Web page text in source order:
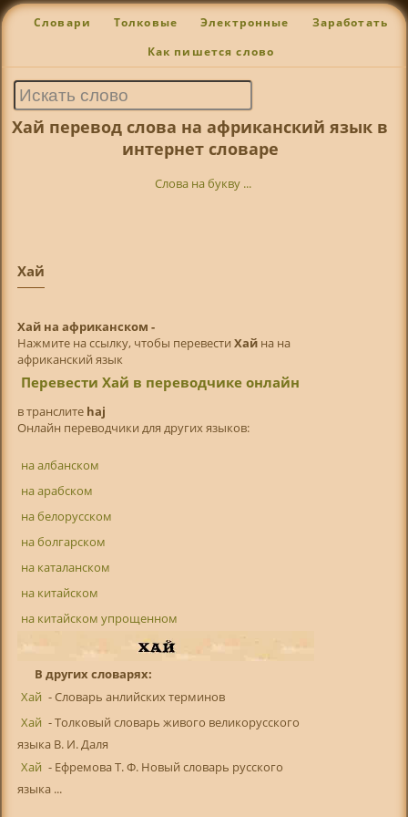
Словари Толковые Электронные Заработать
Как пишется слово
Хай перевод слова на африканский язык в
интернет словаре
Слова на букву ...
Хай
Хай на африканском -
Нажмите на ссылку, чтобы перевести Хайна на
африканский язык
Перевести Хай в переводчике онлайн
в транслитe haj
Онлайн переводчики для других языков:
на албанском
на арабском
на белорусском
на болгарском
на каталанском
на китайском
на китайском упрощенном
В других словарях:
Хай - Словарь анлийских терминов
Хай - Толковый словарь живого великорусского
языка В. И. Даля
Хай - Ефремова Т. Ф. Новый словарь русского
языка ...